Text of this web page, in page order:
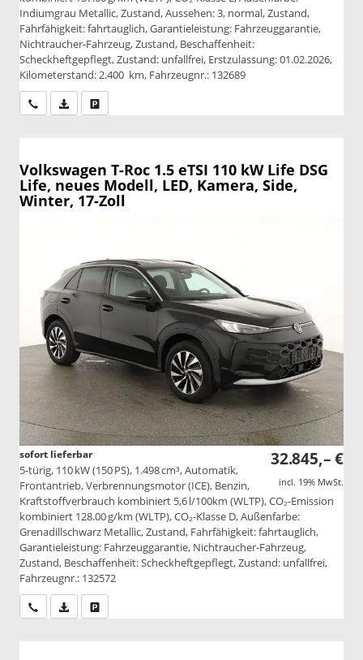
Indiumgrau Metallic, Zustand, Aussehen: 3, normal, Zustand,
Fahrfähigkeit: fahrtauglich, Garantieleistung: Fahrzeuggarantie,
Nichtraucher-Fahrzeug, Zustand, Beschaffenheit:
Scheckheftgepflegt, Zustand: unfallfrei, Erstzulassung: 01.02.2026,
Kilometerstand: 2.400 km, Fahrzeugnr.: 132689
Wir rufen Sie anPDF-Datei, Fahrzeugexposé drucken
Volkswagen T-Roc 1.5 eTSI 110 kW Life DSG
Life, neues Modell, LED, Kamera, Side,
Winter, 17-Zoll
32.845,– €
incl. 19% MwSt.
sofort lieferbar
5-türig, 110 kW (150 PS), 1.498 cm³, Automatik,
Frontantrieb, Verbrennungsmotor (ICE), Benzin,
Kraftstoffverbrauch kombiniert 5,6 l/100km (WLTP), CO₂-Emission
kombiniert 128.00 g/km (WLTP), CO₂-Klasse D, Außenfarbe:
Grenadillschwarz Metallic, Zustand, Fahrfähigkeit: fahrtauglich,
Garantieleistung: Fahrzeuggarantie, Nichtraucher-Fahrzeug,
Zustand, Beschaffenheit: Scheckheftgepflegt, Zustand: unfallfrei,
Fahrzeugnr.: 132572
Wir rufen Sie anPDF-Datei, Fahrzeugexposé drucken